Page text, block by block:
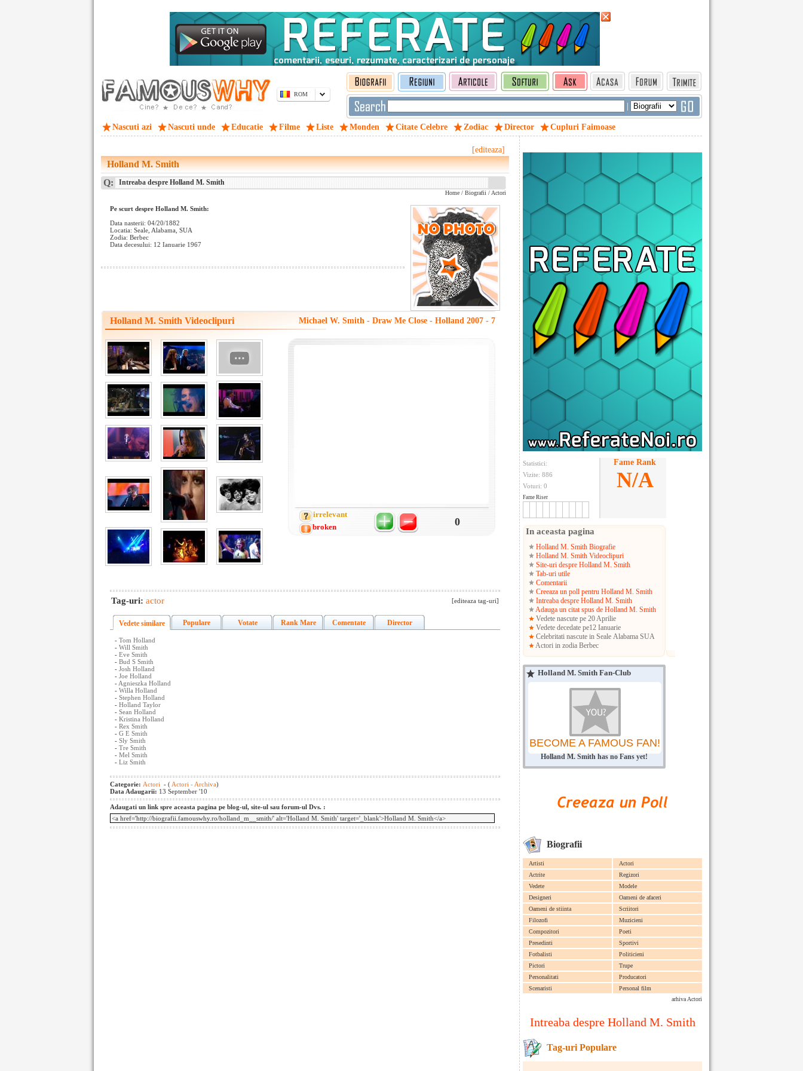
ROM
|
Nascuti azi Nascuti unde Educatie Filme Liste Monden Citate Celebre Zodiac Director Cupluri Faimoase
Statistici:
Vizite: 886
Voturi: 0
Fame Riser
Fame Rank
N/A
In aceasta pagina
Holland M. Smith Biografie
Holland M. Smith Videoclipuri
Site-uri despre Holland M. Smith
Tab-uri utile
Comentarii
Creeaza un poll pentru Holland M. Smith
Intreaba despre Holland M. Smith
Adauga un citat spus de Holland M. Smith
Vedete nascute pe 20 Aprilie
Vedete decedate pe12 Ianuarie
Celebritati nascute in Seale Alabama SUA
Actori in zodia Berbec
Holland M. Smith Fan-Club
BECOME A FAMOUS FAN!
Holland M. Smith has no Fans yet!
Biografii
Artisti
Actori
Actrite
Regizori
Vedete
Modele
Designeri
Oameni de afaceri
Oameni de stiinta
Scriitori
Filozofi
Muzicieni
Compozitori
Poeti
Presedinti
Sportivi
Fotbalisti
Politicieni
Pictori
Trupe
Personalitati
Producatori
Scenaristi
Personal film
arhiva Actori
Intreaba despre Holland M. Smith
Tag-uri Populare
[editeaza]
Holland M. Smith
Q: Intreaba despre Holland M. Smith
Home / Biografii / Actori
Pe scurt despre Holland M. Smith:
Data nasterii: 04/20/1882
Locatia: Seale, Alabama, SUA
Zodia: Berbec
Data decesului: 12 Ianuarie 1967
Holland M. Smith Videoclipuri Michael W. Smith - Draw Me Close - Holland 2007 - 7
irrelevant
0
broken
Tag-uri: actor [editeaza tag-uri]
Vedete similare Populare Votate Rank Mare Comentate Director
- Tom Holland
- Will Smith
- Eve Smith
- Bud S Smith
- Josh Holland
- Joe Holland
- Agnieszka Holland
- Willa Holland
- Stephen Holland
- Holland Taylor
- Sean Holland
- Kristina Holland
- Rex Smith
- G E Smith
- Sly Smith
- Tre Smith
- Mel Smith
- Liz Smith
Categorie: Actori - ( Actori - Archiva)
Data Adaugarii: 13 September '10
Adaugati un link spre aceasta pagina pe blog-ul, site-ul sau forum-ul Dvs. :